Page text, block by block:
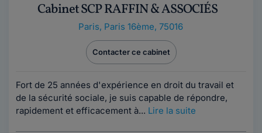
Cabinet SCP RAFFIN & ASSOCIÉS
Paris, Paris 16ème, 75016
Contacter ce cabinet
Fort de 25 années d'expérience en droit du travail et
de la sécurité sociale, je suis capable de répondre,
rapidement et efficacement à... Lire la suite